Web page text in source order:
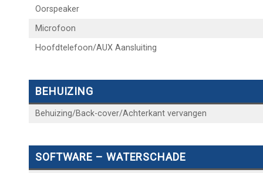
Oorspeaker
Microfoon
Hoofdtelefoon/AUX Aansluiting
BEHUIZING
Behuizing/Back-cover/Achterkant vervangen
SOFTWARE – WATERSCHADE